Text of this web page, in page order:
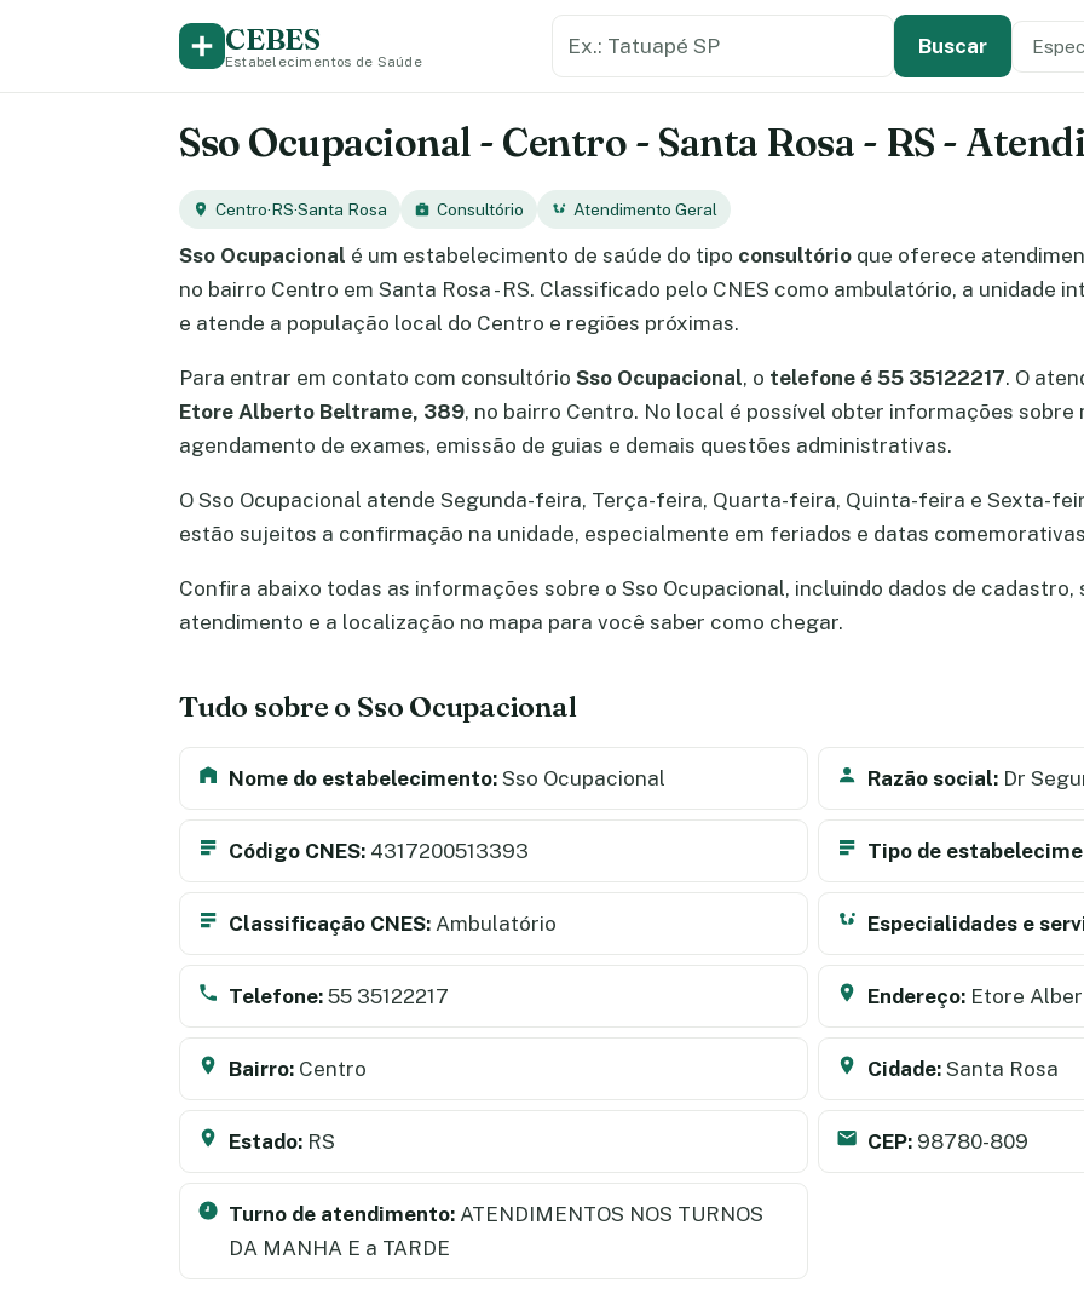
CEBES
Estabelecimentos de Saúde
Buscar Tipo
Sso Ocupacional - Centro - Santa Rosa - RS -
Centro·RS·Santa Rosa Consultório Atendimento Geral
Sso Ocupacional é um estabelecimento de saúde do tipo consultório que oferece
no bairro Centro em Santa Rosa - RS. Classificado pelo CNES como ambulatório, a unidade
e atende a população local do Centro e regiões próximas.
Para entrar em contato com consultório Sso Ocupacional, o telefone é 55 35122217. O
Etore Alberto Beltrame, 389, no bairro Centro. No local é possível obter informações
agendamento de exames, emissão de guias e demais questões administrativas.
O Sso Ocupacional atende Segunda-feira, Terça-feira, Quarta-feira, Quinta-feira e Sexta-
estão sujeitos a confirmação na unidade, especialmente em feriados e datas
Confira abaixo todas as informações sobre o Sso Ocupacional, incluindo dados de
atendimento e a localização no mapa para você saber como chegar.
Tudo sobre o Sso Ocupacional
Nome do estabelecimento: Sso Ocupacional Razão social: Dr
Código CNES: 4317200513393 Tipo de
Classificação CNES: Ambulatório Especialidades e
Telefone: 55 35122217 Endereço: Etore
Bairro: Centro Cidade: Santa Rosa
Estado: RS CEP: 98780-809
Turno de atendimento: ATENDIMENTOS NOS TURNOS
DA MANHA E a TARDE